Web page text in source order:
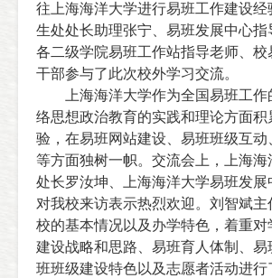
往上海海洋大学进行易班工作建设经
生处处长助理张宁、易班发展中心指
各二级学院易班工作站指导老师、校
干部参与了此次校外学习交流。
上海海洋大学作为全国易班工
络思想政治教育的实践和理论方面积
验，在易班网站建设、易班班级互动
等方面独树一帜。 交流会上，上海海
处长罗汝坤、上海海洋大学易班发
对我校来访表示热烈欢迎。刘智斌
校的基本情况以及办学特色，着重对
建设战略和思路、易班育人体制、易
班班级建设特色以及志愿者活动进行